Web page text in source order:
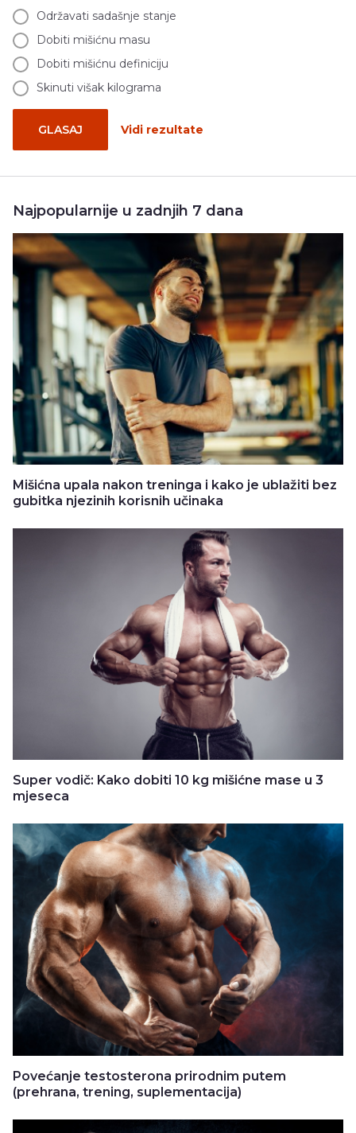
Održavati sadašnje stanje
Dobiti mišićnu masu
Dobiti mišićnu definiciju
Skinuti višak kilograma
GLASAJ Vidi rezultate
Najpopularnije u zadnjih 7 dana
Mišićna upala nakon treninga i kako je ublažiti bez
gubitka njezinih korisnih učinaka
Super vodič: Kako dobiti 10 kg mišićne mase u 3
mjeseca
Povećanje testosterona prirodnim putem
(prehrana, trening, suplementacija)